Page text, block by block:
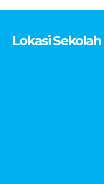
Lokasi Sekolah